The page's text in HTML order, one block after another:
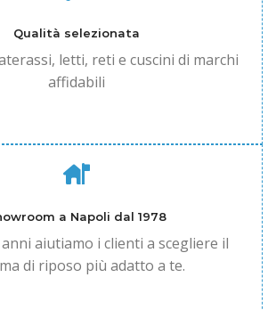
Qualità selezionata
letti, reti e cuscini di marchi
affidabili
a Napoli dal 1978
aiutiamo i clienti a scegliere il
di riposo più adatto a te.